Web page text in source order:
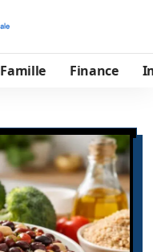
Famille Finance